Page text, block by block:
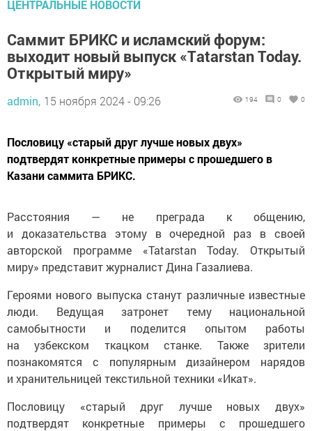
ЦЕНТРАЛЬНЫЕ НОВОСТИ
Саммит БРИКС и исламский форум:
выходит новый выпуск «Тatarstan Today.
Открытый миру»
admin, 15 ноября 2024 - 09:26 194 0 0
Пословицу «старый друг лучше новых двух»
подтвердят конкретные примеры с прошедшего в
Казани саммита БРИКС.
Расстояния — не преграда к общению,
и доказательства этому в очередной раз в своей
авторской программе «Tatarstan Today. Открытый
миру» представит журналист Дина Газалиева.
Героями нового выпуска станут различные известные
люди. Ведущая затронет тему национальной
самобытности и поделится опытом работы
на узбекском ткацком станке. Также зрители
познакомятся с популярным дизайнером нарядов
и хранительницей текстильной техники «Икат».
Пословицу «старый друг лучше новых двух»
подтвердят конкретные примеры с прошедшего